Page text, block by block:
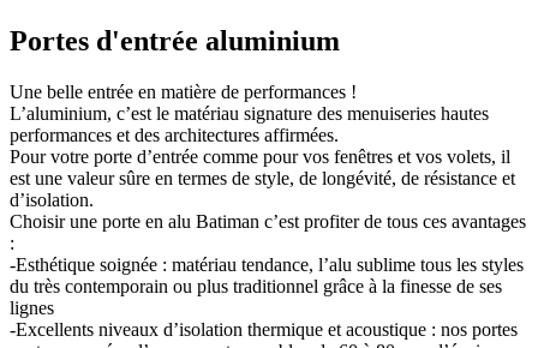
Portes d'entrée aluminium
Une belle entrée en matière de performances !
L’aluminium, c’est le matériau signature des menuiseries hautes
performances et des architectures affirmées.
Pour votre porte d’entrée comme pour vos fenêtres et vos volets, il
est une valeur sûre en termes de style, de longévité, de résistance et
d’isolation.
Choisir une porte en alu Batiman c’est profiter de tous ces avantages
:
-Esthétique soignée : matériau tendance, l’alu sublime tous les styles
du très contemporain ou plus traditionnel grâce à la finesse de ses
lignes
-Excellents niveaux d’isolation thermique et acoustique : nos portes